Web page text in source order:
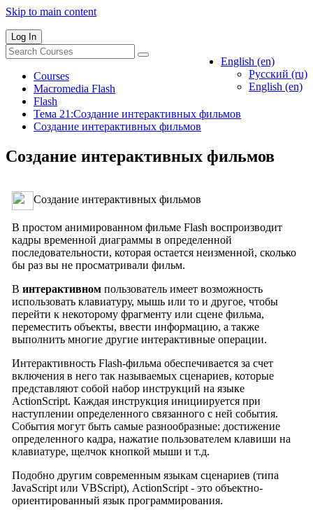
Skip to main content
Log In
English ‎(en)‎
Русский ‎(ru)‎
English ‎(en)‎
Courses
Macromedia Flash
Flash
Тема 21:Создание интерактивных фильмов
Создание интерактивных фильмов
Создание интерактивных фильмов
Создание интерактивных фильмов
В простом анимированном фильме Flash воспроизводит
кадры временной диаграммы в определенной
последовательности, которая остается неизменной, сколько
бы раз вы не просматривали фильм.
В интерактивном пользователь имеет возможность
использовать клавиатуру, мышь или то и другое, чтобы
перейти к некоторому фрагменту или сцене фильма,
переместить объекты, ввести информацию, а также
выполнить многие другие интерактивные операции.
Интерактивность Flash-фильма обеспечивается за счет
включения в него так называемых сценариев, которые
представляют собой набор инструкций на языке
ActionScript. Каждая инструкция инициируется при
наступлении определенного связанного с ней события.
События могут быть самые разнообразные: достижение
определенного кадра, нажатие пользователем клавиши на
клавиатуре, щелчок кнопкой мыши и т.д.
Подобно другим современным языкам сценариев (типа
JavaScript или VBScript), ActionScript - это объектно-
ориентированный язык программирования.